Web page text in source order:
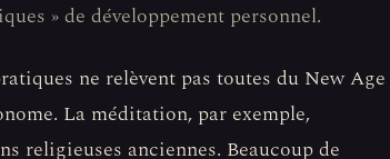
» de développement personnel.
ne relèvent pas toutes du New Age
La méditation, par exemple,
religieuses anciennes. Beaucoup de